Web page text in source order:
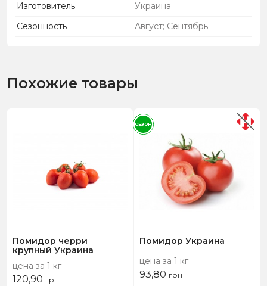
Изготовитель
Украина
Сезонность
Август; Сентябрь
Похожие товары
Помидор черри
крупный Украина
цена за 1 кг
120,90 грн
Помидор Украина
цена за 1 кг
93,80 грн
СЕЗОН